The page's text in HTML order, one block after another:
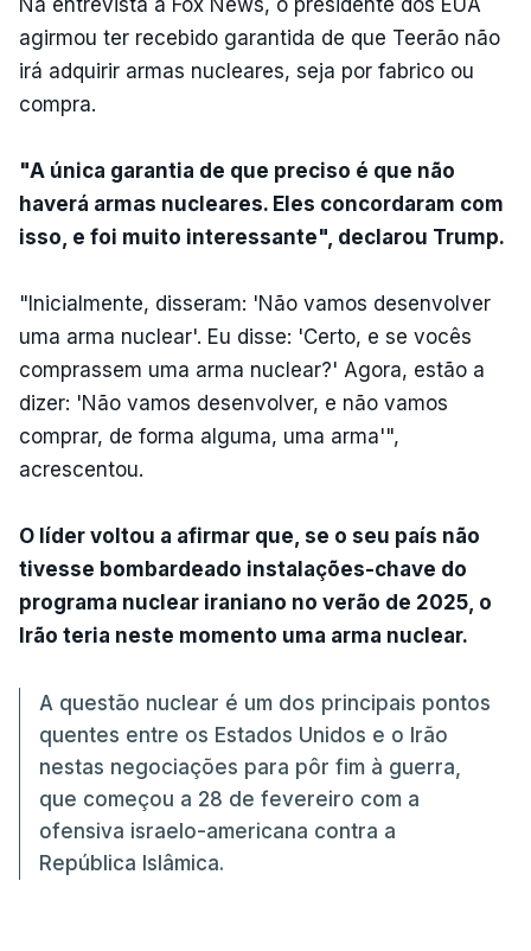
agirmou ter recebido garantida de que Teerão não
irá adquirir armas nucleares, seja por fabrico ou
compra.
"A única garantia de que preciso é que não
haverá armas nucleares. Eles concordaram com
isso, e foi muito interessante", declarou Trump.
"Inicialmente, disseram: 'Não vamos desenvolver
uma arma nuclear'. Eu disse: 'Certo, e se vocês
comprassem uma arma nuclear?' Agora, estão a
dizer: 'Não vamos desenvolver, e não vamos
comprar, de forma alguma, uma arma'",
acrescentou.
O líder voltou a afirmar que, se o seu país não
tivesse bombardeado instalações-chave do
programa nuclear iraniano no verão de 2025, o
Irão teria neste momento uma arma nuclear.
A questão nuclear é um dos principais pontos
quentes entre os Estados Unidos e o Irão
nestas negociações para pôr fim à guerra,
que começou a 28 de fevereiro com a
ofensiva israelo-americana contra a
República Islâmica.